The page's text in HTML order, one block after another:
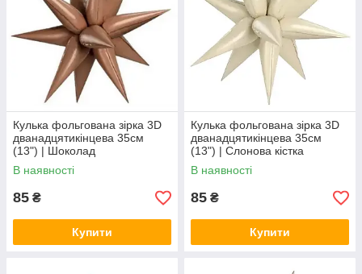
Кулька фольгована зірка 3D
дванадцятикінцева 35см
(13") | Шоколад
В наявності
85 ₴
Купити
Кулька фольгована зірка 3D
дванадцятикінцева 35см
(13") | Слонова кістка
В наявності
85 ₴
Купити